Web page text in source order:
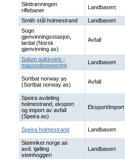
Slettrønningen
riflebaner
Landbasert
Smith stål holmestrand
Landbasert
Sogn
gjenvinningsstasjon,
lardal (Norsk
gjenvinning as)
Avfall
Solum pukkverk -
massedisponering
Landbasert
Sortbat norway as
(Sortbat norway as)
Avfall
Speira avdeling
holmestrand, eksport
og import av avfall
(Speira as)
Eksport/import
Speira holmestrand Landbasert
Steinriket norge as
avd. tjølling
steinhoggeri
Landbasert